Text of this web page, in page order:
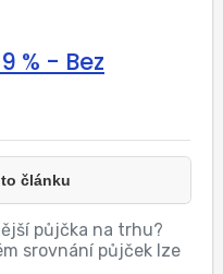
% - Bez
článku
půjčka na trhu?
srovnání půjček lze